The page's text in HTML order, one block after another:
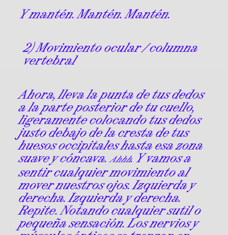
Y mantén. Mantén. Mantén.
2) Movimiento ocular / columna
vertebral
Ahora, lleva la punta de tus dedos
a la parte posterior de tu cuello,
ligeramente colocando tus dedos
justo debajo de la cresta de tus
huesos occipitales hasta esa zona
suave y cóncava.Ahhh. Y vamos a
sentir cualquier movimiento al
mover nuestros ojos. Izquierda y
derecha. Izquierda y derecha.
Repite. Notando cualquier sutil o
pequeña sensación. Los nervios y